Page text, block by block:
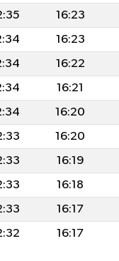
16:23
16:23
16:22
16:21
16:20
16:20
16:19
16:18
16:17
16:17